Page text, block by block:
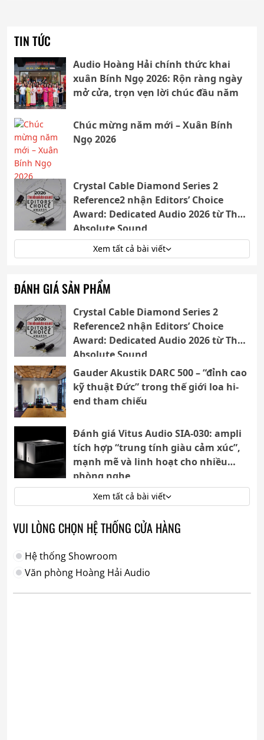
TIN TỨC
Audio Hoàng Hải chính thức khai
xuân Bính Ngọ 2026: Rộn ràng ngày
mở cửa, trọn vẹn lời chúc đầu năm
Chúc mừng năm mới – Xuân Bính
Ngọ 2026
Crystal Cable Diamond Series 2
Reference2 nhận Editors’ Choice
Award: Dedicated Audio 2026 từ The
Absolute Sound
Xem tất cả bài viết
ĐÁNH GIÁ SẢN PHẨM
Crystal Cable Diamond Series 2
Reference2 nhận Editors’ Choice
Award: Dedicated Audio 2026 từ The
Absolute Sound
Gauder Akustik DARC 500 – “đỉnh cao
kỹ thuật Đức” trong thế giới loa hi-
end tham chiếu
Đánh giá Vitus Audio SIA-030: ampli
tích hợp “trung tính giàu cảm xúc”,
mạnh mẽ và linh hoạt cho nhiều
phòng nghe
Xem tất cả bài viết
VUI LÒNG CHỌN HỆ THỐNG CỬA HÀNG
Hệ thống Showroom
Văn phòng Hoàng Hải Audio